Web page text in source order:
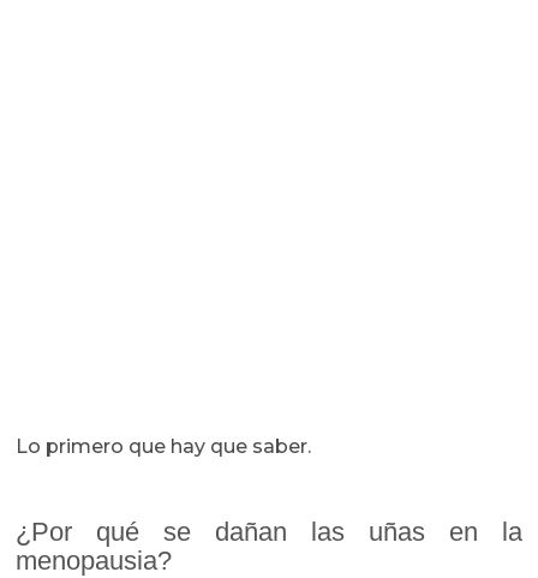
Lo primero que hay que saber.
¿Por qué se dañan las uñas en la
menopausia?